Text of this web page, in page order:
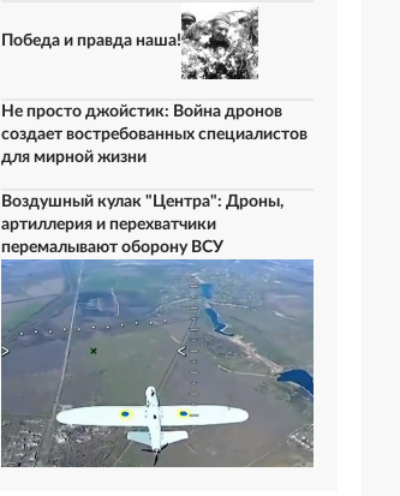
Победа и правда наша!
Не просто джойстик: Война дронов
создает востребованных специалистов
для мирной жизни
Воздушный кулак "Центра": Дроны,
артиллерия и перехватчики
перемалывают оборону ВСУ